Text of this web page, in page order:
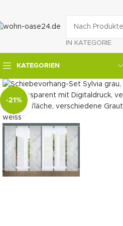
IN KATEGORIE
KATEGORIEN
-21% klicken um zu vergrößern